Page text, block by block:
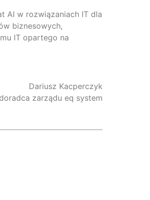
AI w rozwiązaniach IT dla
biznesowych,
IT opartego na
Dariusz Kacperczyk
doradca zarządu eq system